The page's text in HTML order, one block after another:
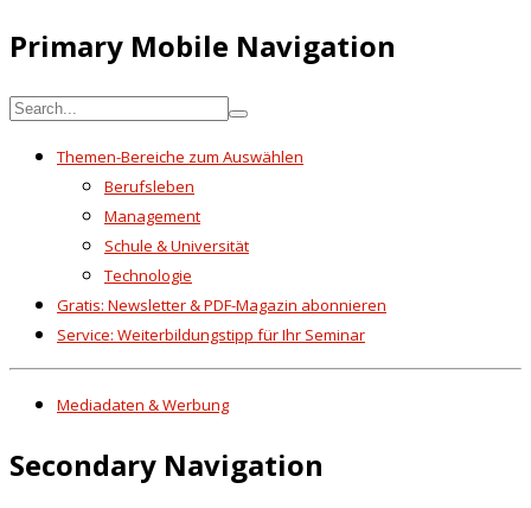
Primary Mobile Navigation
Themen-Bereiche zum Auswählen
Berufsleben
Management
Schule & Universität
Technologie
Gratis: Newsletter & PDF-Magazin abonnieren
Service: Weiterbildungstipp für Ihr Seminar
Mediadaten & Werbung
Secondary Navigation